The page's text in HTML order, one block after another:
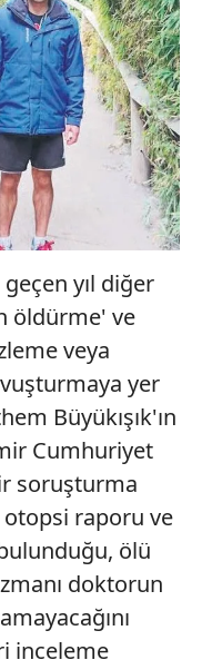
yıl diğer
öldürme' ve
veya
yer
Büyükışık'ın
Cumhuriyet
soruşturma
raporu ve
ölü
doktorun
inceleme